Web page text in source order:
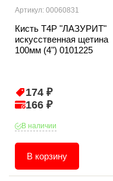
Артикул: 00060831
Кисть T4P "ЛАЗУРИТ"
искусственная щетина
100мм (4") 0101225
174 ₽
166 ₽
В наличии
В корзину